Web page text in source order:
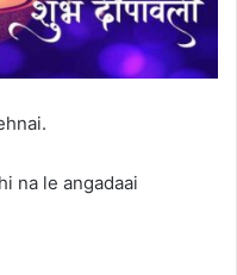
na le angadaai